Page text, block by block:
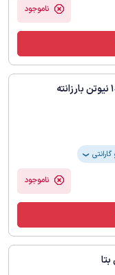
ناموجود
❯
ناموجود